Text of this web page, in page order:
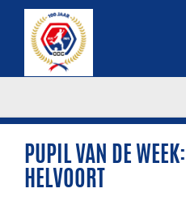
PUPIL VAN DE
HELVOORT